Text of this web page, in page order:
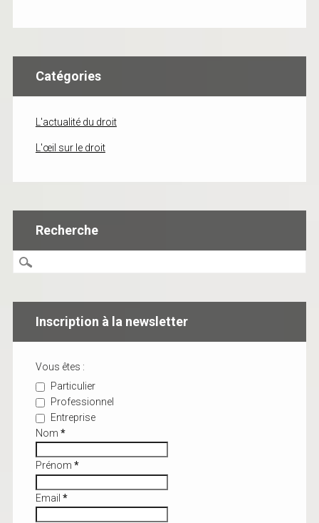
Catégories
L'actualité du droit
L'œil sur le droit
Recherche
Inscription à la newsletter
Vous êtes :
Particulier
Professionnel
Entreprise
Nom *
Prénom *
Email *